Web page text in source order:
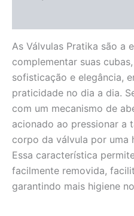
As Válvulas Pratika são a
complementar suas
sofisticação e elegância,
praticidade no dia a dia.
com um mecanismo de
acionado ao pressionar a
corpo da válvula por uma
Essa característica
facilmente removida,
garantindo mais higiene